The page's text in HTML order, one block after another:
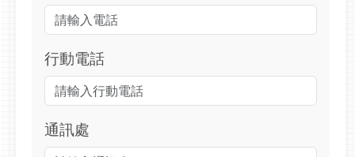
行動電話
通訊處